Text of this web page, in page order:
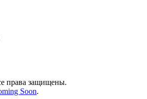
права защищены.
Soon.